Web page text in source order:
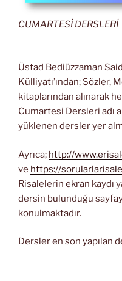
CUMARTESİ DERSLERİ
Üstad Bediüzzaman
Külliyatı’ından; Sözler,
kitaplarından alınarak
Cumartesi Dersleri adı
yüklenen dersler yer
Ayrıca; http://
ve https://
Risalelerin ekran kaydı
dersin bulunduğu
konulmaktadır.
Dersler en son yapılan